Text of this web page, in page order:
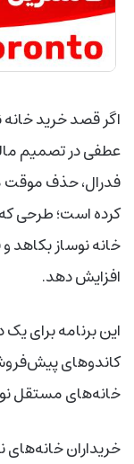
اگر قصد خرید خانه
عطفی در تصمیم
خانه نوساز
افزایش دهد.
این برنامه برای
خانه‌های مستقل
خریداران خانه‌های